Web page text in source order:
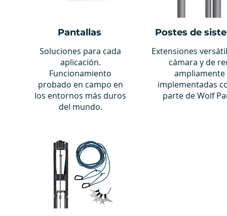
Pantallas
Soluciones para cada
aplicación.
Funcionamiento
probado en campo en
los entornos más duros
del mundo.
Postes de
Extensiones
cámara y de
ampliamente
implementadas
parte de Wolf